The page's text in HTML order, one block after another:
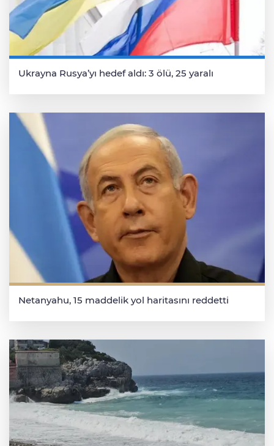
Ukrayna Rusya’yı hedef aldı: 3 ölü, 25 yaralı
Netanyahu, 15 maddelik yol haritasını reddetti